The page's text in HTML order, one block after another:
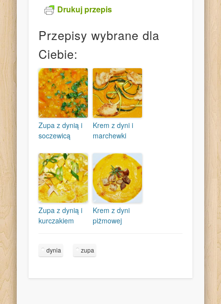
Drukuj przepis
Przepisy wybrane dla
Ciebie:
Zupa z dynią i
soczewicą
Krem z dyni i
marchewki
Zupa z dynią i
kurczakiem
Krem z dyni
piżmowej
dynia zupa